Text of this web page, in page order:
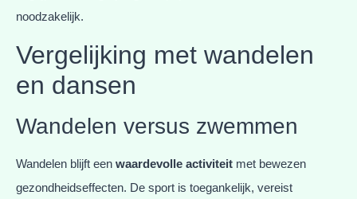
noodzakelijk.
Vergelijking met wandelen
en dansen
Wandelen versus zwemmen
Wandelen blijft een waardevolle activiteit met bewezen
gezondheidseffecten. De sport is toegankelijk, vereist